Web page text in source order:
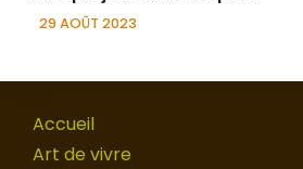
29 AOÛT 2023
Accueil
Art de vivre